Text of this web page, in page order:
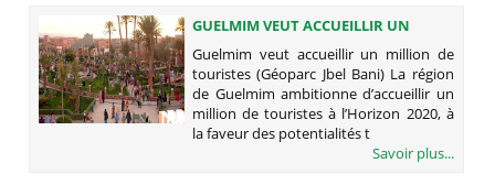
GUELMIM VEUT ACCUEILLIR UN
MILLION DE TOURISTES (GÉOPARC
JBEL BANI)
Guelmim veut accueillir un million de
touristes (Géoparc Jbel Bani) La région
de Guelmim ambitionne d’accueillir un
million de touristes à l’Horizon 2020, à
la faveur des potentialités t
Savoir plus...